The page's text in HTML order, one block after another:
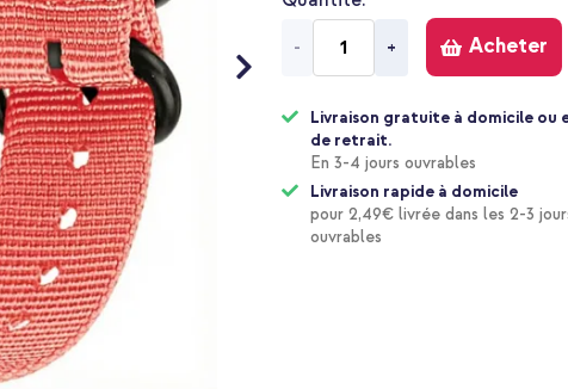
- + Acheter
Livraison gratuite à domicile ou
de retrait.
En 3-4 jours ouvrables
Livraison rapide à domicile
pour 2,49€ livrée dans les 2-3
ouvrables